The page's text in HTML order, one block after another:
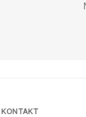
KONTAKT